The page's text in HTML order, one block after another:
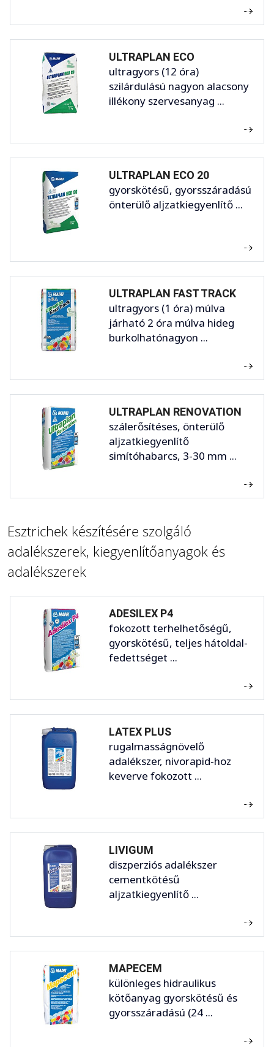
ULTRAPLAN ECO
ultragyors (12 óra)
szilárdulású nagyon alacsony
illékony szervesanyag ...
ULTRAPLAN ECO 20
gyorskötésű, gyorsszáradású
önterülő aljzatkiegyenlítő ...
ULTRAPLAN FAST TRACK
ultragyors (1 óra) múlva
járható 2 óra múlva hideg
burkolhatónagyon ...
ULTRAPLAN RENOVATION
szálerősítéses, önterülő
aljzatkiegyenlítő
simítóhabarcs, 3-30 mm ...
Esztrichek készítésére szolgáló
adalékszerek, kiegyenlítőanyagok és
adalékszerek
ADESILEX P4
fokozott terhelhetőségű,
gyorskötésű, teljes hátoldal-
fedettséget ...
LATEX PLUS
rugalmasságnövelő
adalékszer, nivorapid-hoz
keverve fokozott ...
LIVIGUM
diszperziós adalékszer
cementkötésű
aljzatkiegyenlítő ...
MAPECEM
különleges hidraulikus
kötőanyag gyorskötésű és
gyorsszáradású (24 ...